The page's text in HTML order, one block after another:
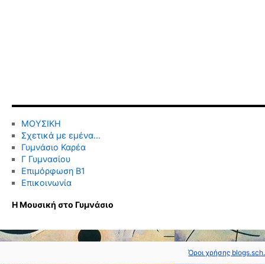
ΜΟΥΣΙΚΗ
Σχετικά με εμένα…
Γυμνάσιο Καρέα
Γ Γυμνασίου
Επιμόρφωση Β1
Επικοινωνία
Η Μουσική στο Γυμνάσιο
Όροι χρήσης